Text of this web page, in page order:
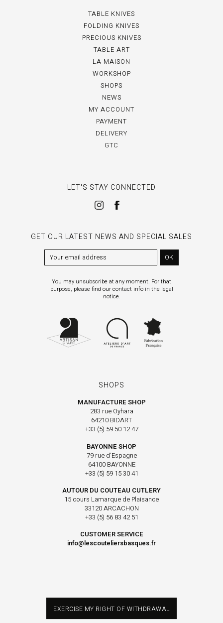
TABLE KNIVES
FOLDING KNIVES
PRECIOUS KNIVES
TABLE ART
LA MAISON
WORKSHOP
SHOPS
NEWS
MY ACCOUNT
PAYMENT
DELIVERY
GTC
LET'S STAY CONNECTED
GET OUR LATEST NEWS AND SPECIAL SALES
OK
You may unsubscribe at any moment. For that
purpose, please find our contact info in the legal
notice.
SHOPS
MANUFACTURE SHOP
283 rue Oyhara
64210 BIDART
+33 (5) 59 50 12 47
BAYONNE SHOP
79 rue d’Espagne
64100 BAYONNE
+33 (5) 59 15 30 41
AUTOUR DU COUTEAU CUTLERY
15 cours Lamarque de Plaisance
33120 ARCACHON
+33 (5) 56 83 42 51
CUSTOMER SERVICE
info@lescouteliersbasques.fr
EXERCISE MY RIGHT OF WITHDRAWAL